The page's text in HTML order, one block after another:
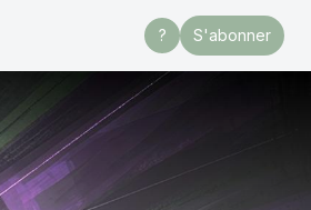
? S'abonner